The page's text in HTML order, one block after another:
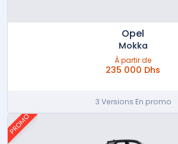
Opel
Mokka
À partir de
235 000 Dhs
3 Versions En promo
PROMO